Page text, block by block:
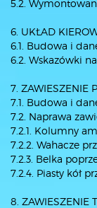
5.2.
6. UKŁAD
6.1. Budowa i
6.2. Wskazówki
7. ZAWIESZENIE
7.1. Budowa i
7.2. Naprawa
7.2.1. Kolumny
7.2.2. Wahacze
7.2.3. Belka
7.2.4. Piasty kół
8. ZAWIESZENIE